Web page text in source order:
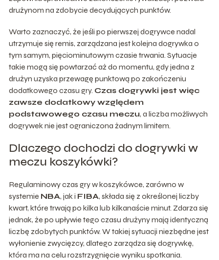
drużynom na zdobycie decydujących punktów.
Warto zaznaczyć, że jeśli po pierwszej dogrywce nadal
utrzymuje się remis, zarządzana jest kolejna dogrywka o
tym samym, pięciominutowym czasie trwania. Sytuacje
takie mogą się powtarzać aż do momentu, gdy jedna z
drużyn uzyska przewagę punktową po zakończeniu
dodatkowego czasu gry. Czas dogrywki jest więc
zawsze dodatkowy względem
podstawowego czasu meczu, a liczba możliwych
dogrywek nie jest ograniczona żadnym limitem.
Dlaczego dochodzi do dogrywki w
meczu koszykówki?
Regulaminowy czas gry w koszykówce, zarówno w
systemie NBA, jak i FIBA, składa się z określonej liczby
kwart, które trwają po kilka lub kilkanaście minut. Zdarza się
jednak, że po upływie tego czasu drużyny mają identyczną
liczbę zdobytych punktów. W takiej sytuacji niezbędne jest
wyłonienie zwycięzcy, dlatego zarządza się dogrywkę,
która ma na celu rozstrzygnięcie wyniku spotkania.